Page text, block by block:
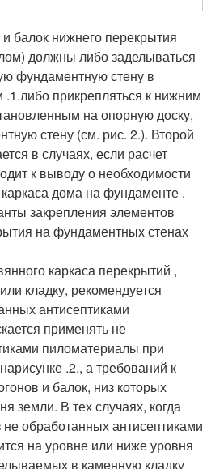
балок нижнего перекрытия
должны либо заделываться
фундаментную стену в
.1.либо прикрепляться к нижним
на опорную доску,
стену (см. рис. 2.). Второй
в случаях, если расчет
к выводу о необходимости
дома на фундаменте .
закрепления элементов
на фундаментных стенах
каркаса перекрытий ,
кладку, рекомендуется
антисептиками
применять не
пиломатериалы при
рисунке .2., а требований к
и балок, низ которых
земли. В тех случаях, когда
не обработанных антисептиками
на уровне или ниже уровня
в каменную кладку